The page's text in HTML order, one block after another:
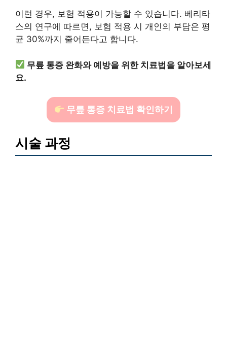
이런 경우, 보험 적용이 가능할 수 있습니다. 베리타
스의 연구에 따르면, 보험 적용 시 개인의 부담은 평
균 30%까지 줄어든다고 합니다.
무릎 통증 완화와 예방을 위한 치료법을 알아보세
요.
무릎 통증 치료법 확인하기
시술 과정